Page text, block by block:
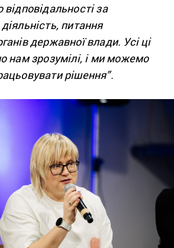
за
питання
державної влади. Усі ці
нам зрозумілі, і ми можемо
рішення”.